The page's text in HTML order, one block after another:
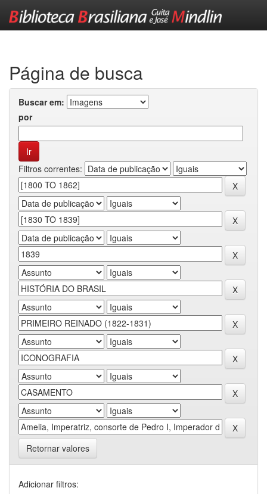
Página de busca
Buscar em:
por
Filtros correntes:
Retornar valores
Adicionar filtros: